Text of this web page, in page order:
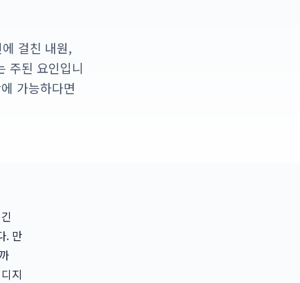
걸친 내원,
주된 요인입니
가능하다면
. 만
지